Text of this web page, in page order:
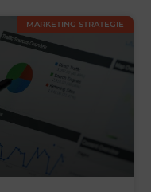
MARKETING STRATEGIE